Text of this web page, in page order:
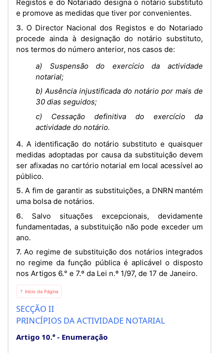
Registos e do Notariado designa o notário substituto
e promove as medidas que tiver por convenientes.
3. O Director Nacional dos Registos e do Notariado
procede ainda à designação do notário substituto,
nos termos do número anterior, nos casos de:
a) Suspensão do exercício da actividade
notarial;
b) Ausência injustificada do notário por mais de
30 dias seguidos;
c) Cessação definitiva do exercício da
actividade do notário.
4. A identificação do notário substituto e quaisquer
medidas adoptadas por causa da substituição devem
ser afixadas no cartório notarial em local acessível ao
público.
5. A fim de garantir as substituições, a DNRN mantém
uma bolsa de notários.
6. Salvo situações excepcionais, devidamente
fundamentadas, a substituição não pode exceder um
ano.
7. Ao regime de substituição dos notários integrados
no regime da função pública é aplicável o disposto
nos Artigos 6.° e 7.º da Lei n.º 1/97, de 17 de Janeiro.
⇡ Início da Página
SECÇÃO II
PRINCÍPIOS DA ACTIVIDADE NOTARIAL
Artigo 10.° Enumeração